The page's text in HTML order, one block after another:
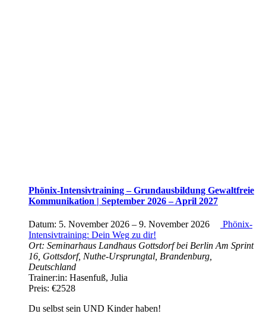
Phönix-Intensivtraining – Grundausbildung Gewaltfreie
Kommunikation | September 2026 – April 2027
Datum: 5. November 2026 – 9. November 2026
Phönix-
Intensivtraining: Dein Weg zu dir!
Ort: Seminarhaus Landhaus Gottsdorf bei Berlin Am Sprint
16, Gottsdorf, Nuthe-Ursprungtal, Brandenburg,
Deutschland
Trainer:in: Hasenfuß, Julia
Preis: €2528
Du selbst sein UND Kinder haben!